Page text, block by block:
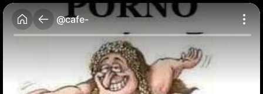
@cafe-